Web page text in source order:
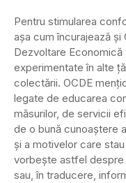
Pentru stimularea
așa cum încurajează și
Dezvoltare
experimentate în alte
colectării. OCDE
legate de educarea
măsurilor, de servicii
de o bună cunoaștere
și a motivelor care
vorbește astfel despre
sau, în traducere,